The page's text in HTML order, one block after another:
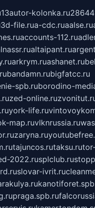
13autor-kolonka.ru
3d-file.rua-cdc.ruaalse.ru
accounts-112.ru
altaipant.ru
arkrym.ruashanet.ru
bandamn.rubigfatcc.ru
spb.ruborodino-
zed-online.ru
york-life.ru
map.ruvlknrussia.ru
zaryna.ru
tajuncos.rutaksu.ru
2022.rusplclub.ru
slovar-ivrit.ru
praga.spb.ru